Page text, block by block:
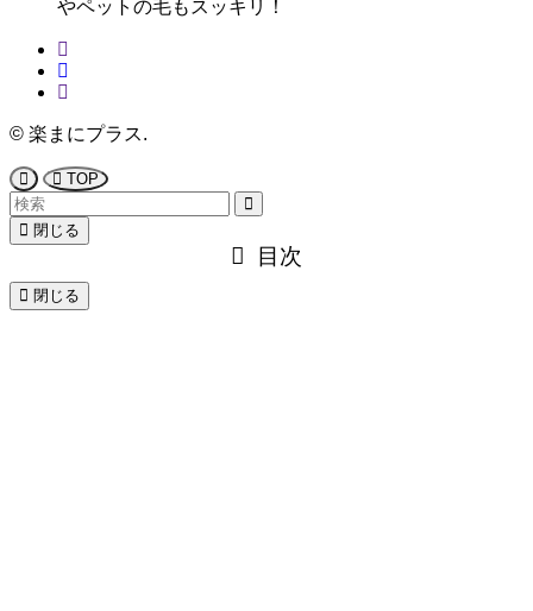
やペットの毛もスッキリ！
© 楽まにプラス.
TOP
閉じる
目次
閉じる